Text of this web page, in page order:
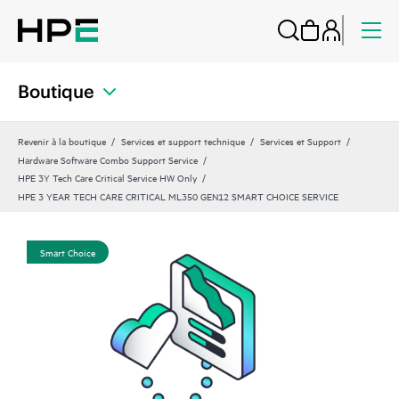
Boutique
Revenir à la boutique Services et support technique
Services et Support
Hardware Software Combo Support Service
HPE 3Y Tech Care Critical Service HW Only
HPE 3 YEAR TECH CARE CRITICAL ML350 GEN12 SMART CHOICE SERVICE
Smart Choice